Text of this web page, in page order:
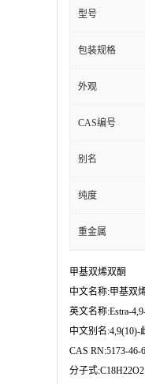
型号
包装规格
外观
CAS编号
别名
纯度
重金属
甲基双烯双酮
中文名称:甲基双
英文名称:Estra-
中文别名:4,9(10)-
CAS RN:5173-46-6
分子式:C18H22O2